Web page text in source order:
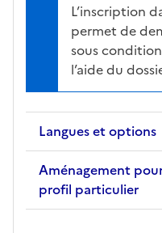
L’inscription
permet de
sous
l’aide du
Langues et options
Aménagement
profil particulier